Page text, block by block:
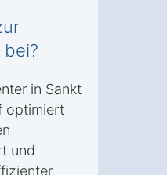
in Sankt
optimiert
und